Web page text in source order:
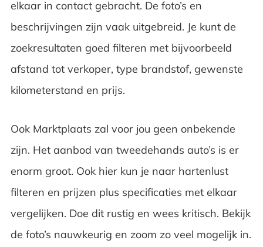
elkaar in contact gebracht. De foto’s en
beschrijvingen zijn vaak uitgebreid. Je kunt de
zoekresultaten goed filteren met bijvoorbeeld
afstand tot verkoper, type brandstof, gewenste
kilometerstand en prijs.
Ook Marktplaats zal voor jou geen onbekende
zijn. Het aanbod van tweedehands auto’s is er
enorm groot. Ook hier kun je naar hartenlust
filteren en prijzen plus specificaties met elkaar
vergelijken. Doe dit rustig en wees kritisch. Bekijk
de foto’s nauwkeurig en zoom zo veel mogelijk in.